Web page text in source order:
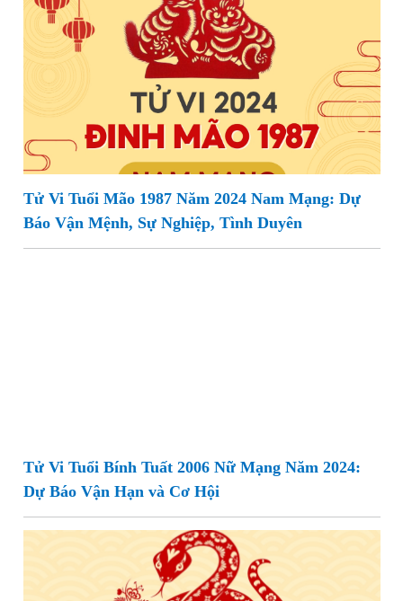
Tử Vi Tuổi Mão 1987 Năm 2024 Nam Mạng: Dự
Báo Vận Mệnh, Sự Nghiệp, Tình Duyên
Tử Vi Tuổi Bính Tuất 2006 Nữ Mạng Năm 2024:
Dự Báo Vận Hạn và Cơ Hội